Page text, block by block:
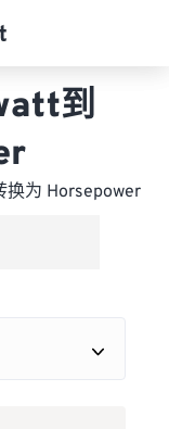
到
换为 Horsepower